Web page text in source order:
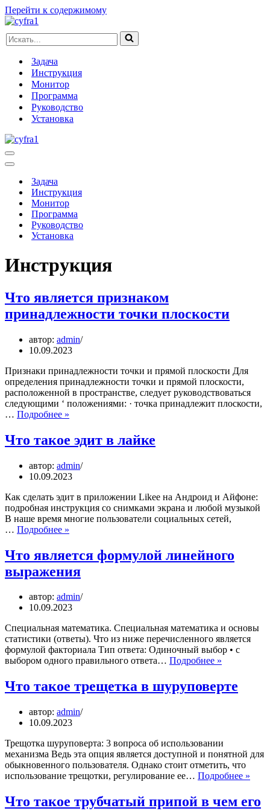
Перейти к содержимому
Искать...
Задача
Инструкция
Монитор
Программа
Руководство
Установка
Меню
навигации
Меню
навигацииЗадача
Инструкция
Монитор
Программа
Руководство
Установка
Инструкция
Что является признаком
принадлежности точки плоскости
автор: admin
10.09.2023
Признаки принадлежности точки и прямой плоскости Для
определения принадлежности точки и прямой плоскости,
расположенной в пространстве, следует руководствоваться
следующими ‘ положениями: · точка принадлежит плоскости,
… Подробнее »
принадлежности
плоскости
Что такое эдит в лайке
автор: admin
10.09.2023
Как сделать эдит в приложении Likee на Андроид и Айфоне:
подробная инструкция со снимками экрана и любой музыкой
В наше время многие пользователи социальных сетей,
… Подробнее »
в
лайке
Что является формулой линейного
выражения
автор: admin
10.09.2023
Специальная математика. Специальная математика и основы
статистики (ответы). Что из ниже перечисленного является
формулой факториала Тип ответа: Одиночный выбор • с
выбором одного правильного ответа… Подробнее »
формулой
линейного
Что такое трещетка в шуруповерте
автор: admin
10.09.2023
Трещотка шуруповерта: 3 вопроса об использовании
механизма Ведь эта опция является доступной и понятной для
обыкновенного пользователя. Однако стоит отметить, что
использование трещотки, регулирование ее… Подробнее »
в
Что такое трубчатый припой в чем его